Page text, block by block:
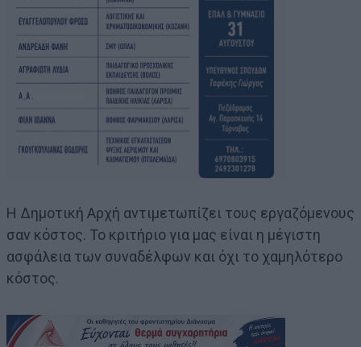
Η Δημοτική Αρχή αντιμετωπίζει τους εργαζόμενους
σαν κόστος. Το κριτήριο για μας είναι η μέγιστη
ασφάλεια των συναδέλφων και όχι το χαμηλότερο
κόστος.